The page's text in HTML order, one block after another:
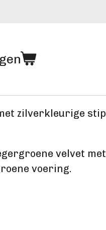
zilverkleurige stip
velvet met
voering.